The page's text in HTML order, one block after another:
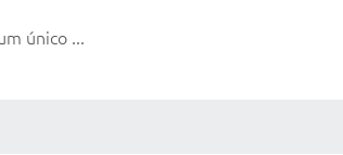
único ...